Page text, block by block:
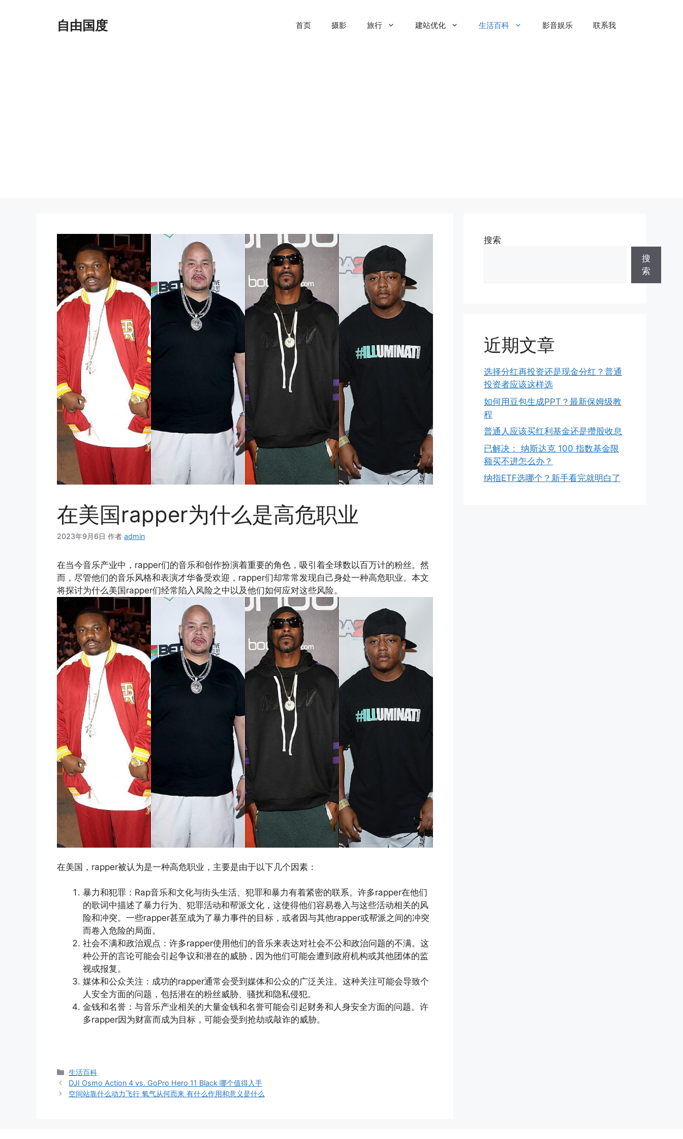
自由国度 首页 摄影 旅行 建站优化 生活百科 影音娱乐 联系我
在美国rapper为什么是高危职业
2023年9月6日 作者 admin
在当今音乐产业中，rapper们的音乐和创作扮演着重要的角色，吸引着全球数以百万计的粉丝。然
而，尽管他们的音乐风格和表演才华备受欢迎，rapper们却常常发现自己身处一种高危职业。本文
将探讨为什么美国rapper们经常陷入风险之中以及他们如何应对这些风险。
在美国，rapper被认为是一种高危职业，主要是由于以下几个因素：
暴力和犯罪：Rap音乐和文化与街头生活、犯罪和暴力有着紧密的联系。许多rapper在他们
的歌词中描述了暴力行为、犯罪活动和帮派文化，这使得他们容易卷入与这些活动相关的风
险和冲突。一些rapper甚至成为了暴力事件的目标，或者因与其他rapper或帮派之间的冲突
而卷入危险的局面。
社会不满和政治观点：许多rapper使用他们的音乐来表达对社会不公和政治问题的不满。这
种公开的言论可能会引起争议和潜在的威胁，因为他们可能会遭到政府机构或其他团体的监
视或报复。
媒体和公众关注：成功的rapper通常会受到媒体和公众的广泛关注。这种关注可能会导致个
人安全方面的问题，包括潜在的粉丝威胁、骚扰和隐私侵犯。
金钱和名誉：与音乐产业相关的大量金钱和名誉可能会引起财务和人身安全方面的问题。许
多rapper因为财富而成为目标，可能会受到抢劫或敲诈的威胁。
分
类
生活百科
DJI Osmo Action 4 vs. GoPro Hero 11 Black 哪个值得入手
空间站靠什么动力飞行 氧气从何而来 有什么作用和意义是什么
搜索
搜
索
近期文章
选择分红再投资还是现金分红？普通
投资者应该这样选
如何用豆包生成PPT？最新保姆级教
程
普通人应该买红利基金还是攒股收息
已解决： 纳斯达克 100 指数基金限
额买不进怎么办？
纳指ETF选哪个？新手看完就明白了